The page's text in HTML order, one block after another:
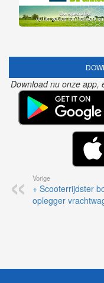
Download nu onze app,
Vorige
+ Scooterrijdster
oplegger